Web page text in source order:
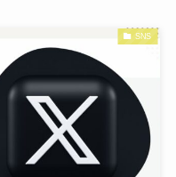
SNS